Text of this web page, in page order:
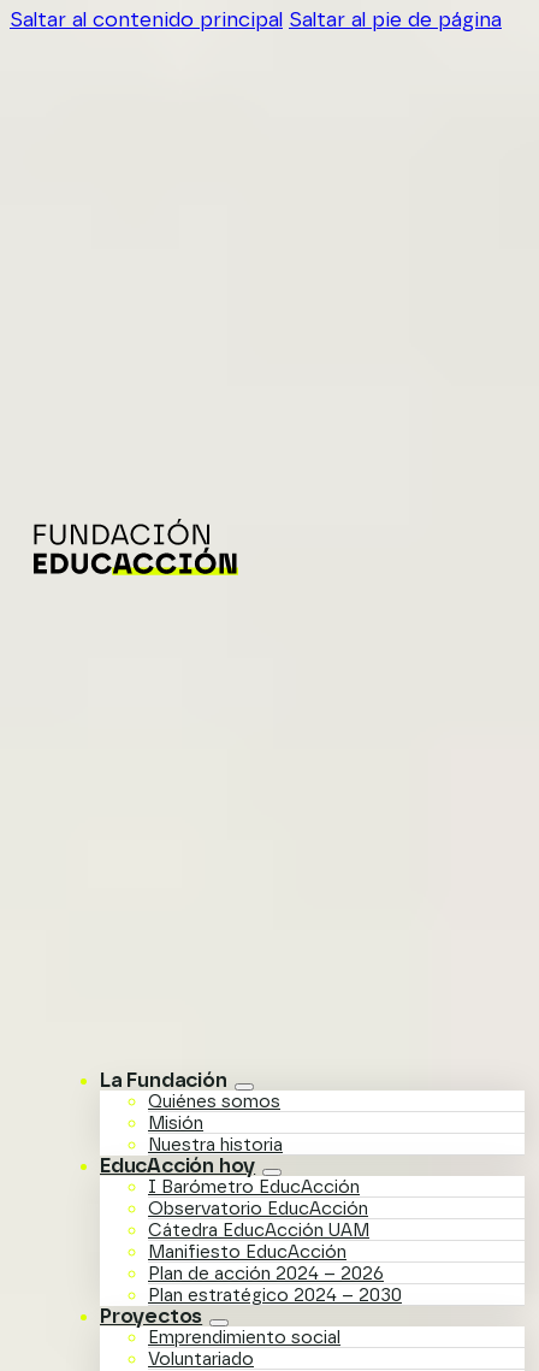
Saltar al contenido principal Saltar al pie de página
La Fundación
Quiénes somos
Misión
Nuestra historia
EducAcción hoy
I Barómetro EducAcción
Observatorio EducAcción
Cátedra EducAcción UAM
Manifiesto EducAcción
Plan de acción 2024 – 2026
Plan estratégico 2024 – 2030
Proyectos
Emprendimiento social
Voluntariado